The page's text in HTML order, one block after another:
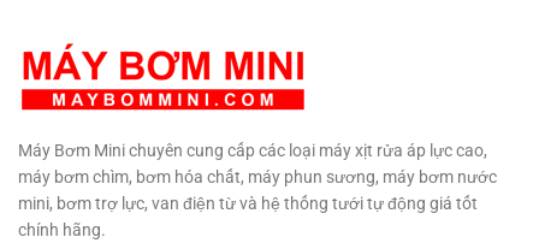
C. Kèm 2 đầu gắn ống. Trọng
lượng: 3.2 kg Kích thước: 250 x
130 x 120 mm. Bảo hành: 6
Máy Bơm Mini chuyên cung cấp các loại máy xịt rửa áp lực cao,
máy bơm chìm, bơm hóa chất, máy phun sương, máy bơm nước
mini, bơm trợ lực, van điện từ và hệ thống tưới tự động giá tốt
chính hãng.